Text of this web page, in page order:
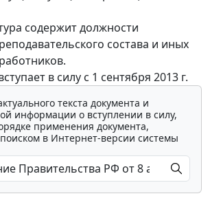
содержит должности
состава и иных
в силу с 1 сентября 2013 г.
текста документа и
информации о вступлении в силу,
применения документа,
поиском в Интернет-версии системы